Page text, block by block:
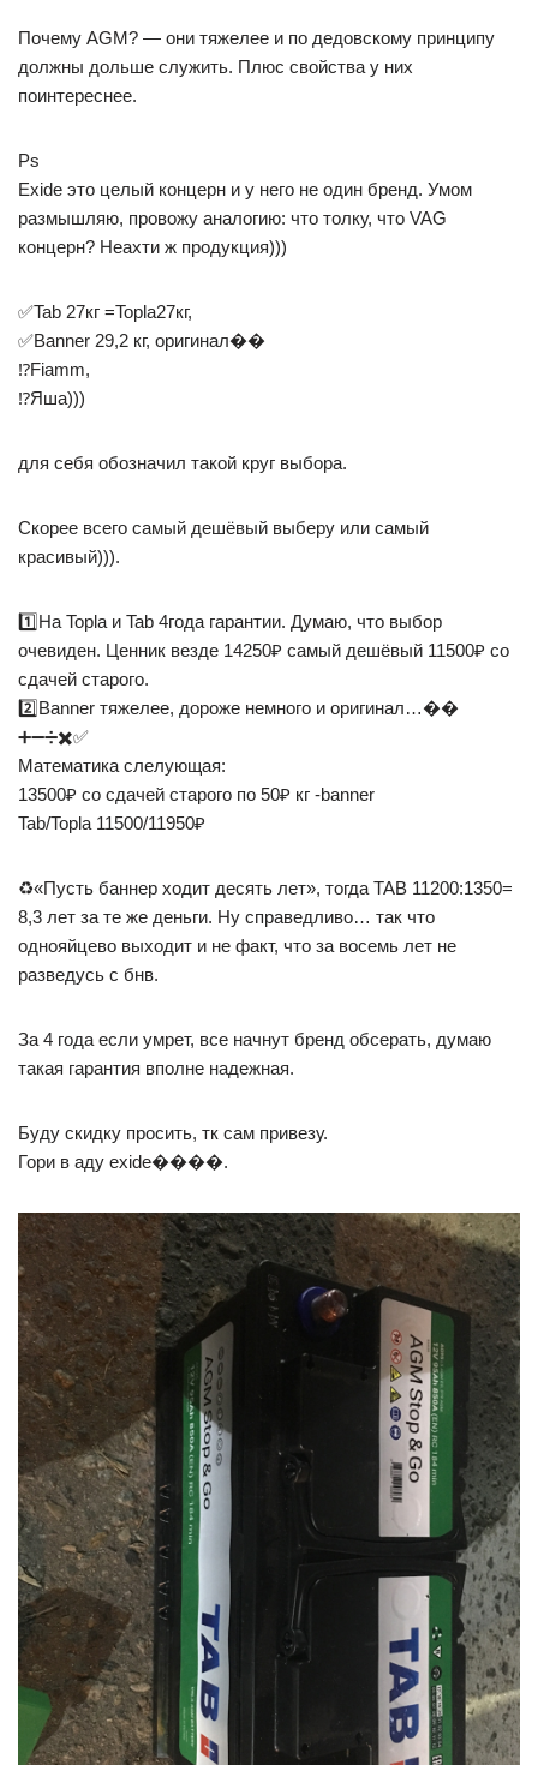
Почему AGM? — они тяжелее и по дедовскому принципу
должны дольше служить. Плюс свойства у них
поинтереснее.
Ps
Exide это целый концерн и у него не один бренд. Умом
размышляю, провожу аналогию: что толку, что VAG
концерн? Неахти ж продукция)))
✅Tab 27кг =Topla27кг,
✅Banner 29,2 кг, оригинал��
⁉️Fiamm,
⁉️Яша)))
для себя обозначил такой круг выбора.
Скорее всего самый дешёвый выберу или самый
красивый))).
1️⃣На Topla и Tab 4года гарантии. Думаю, что выбор
очевиден. Ценник везде 14250₽ самый дешёвый 11500₽ со
сдачей старого.
2️⃣Banner тяжелее, дороже немного и оригинал…��
➕➖➗✖️✅
Математика слелующая:
13500₽ со сдачей старого по 50₽ кг -banner
Tab/Topla 11500/11950₽
♻️«Пусть баннер ходит десять лет», тогда TAB 11200:1350=
8,3 лет за те же деньги. Ну справедливо… так что
однояйцево выходит и не факт, что за восемь лет не
разведусь с бнв.
За 4 года если умрет, все начнут бренд обсерать, думаю
такая гарантия вполне надежная.
Буду скидку просить, тк сам привезу.
Гори в аду exide����.